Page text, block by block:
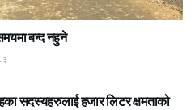
बन्द नहुने
सदस्यहरुलाई हजार लिटर क्षमताको